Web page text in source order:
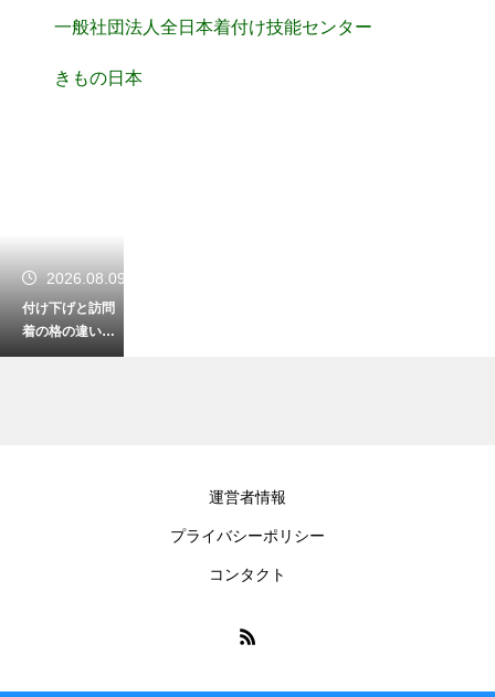
一般社団法人全日本着付け技能センター
きもの日本
2026.08.09
付け下げと訪問
着の格の違いを
わかりやすく解
運営者情報
プライバシーポリシー
コンタクト